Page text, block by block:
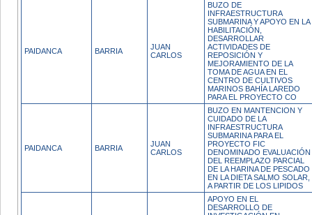
PAIDANCA BARRIA
JUAN
CARLOS
BUZO DE
INFRAESTRUCTURA
SUBMARINA Y APOYO EN LA
HABILITACIÓN,
DESARROLLAR
ACTIVIDADES DE
REPOSICIÓN Y
MEJORAMIENTO DE LA
TOMA DE AGUA EN EL
CENTRO DE CULTIVOS
MARINOS BAHÍA LAREDO
PARA EL PROYECTO CO
PAIDANCA BARRIA
JUAN
CARLOS
BUZO EN MANTENCION Y
CUIDADO DE LA
INFRAESTRUCTURA
SUBMARINA PARA EL
PROYECTO FIC
DENOMINADO EVALUACIÓN
DEL REEMPLAZO PARCIAL
DE LA HARINA DE PESCADO
EN LA DIETA SALMO SOLAR,
A PARTIR DE LOS LIPIDOS
APOYO EN EL
DESARROLLO DE